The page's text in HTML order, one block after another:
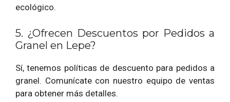
ecológico.
5. ¿Ofrecen Descuentos por Pedidos a
Granel en Lepe?
Sí, tenemos políticas de descuento para pedidos a
granel. Comunícate con nuestro equipo de ventas
para obtener más detalles.